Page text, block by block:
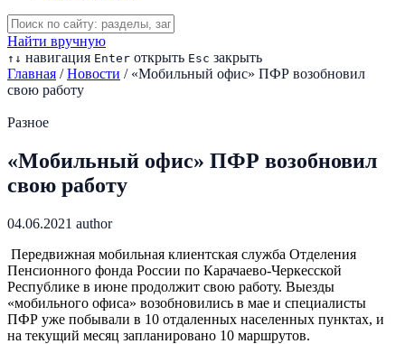
Найти вручную
↑ ↓ навигация Enter открыть Esc закрыть
Главная / Новости / «Мобильный офис» ПФР возобновил
свою работу
Разное
«Мобильный офис» ПФР возобновил
свою работу
04.06.2021 author
Передвижная мобильная клиентская служба Отделения
Пенсионного фонда России по Карачаево-Черкесской
Республике в июне продолжит свою работу. Выезды
«мобильного офиса» возобновились в мае и специалисты
ПФР уже побывали в 10 отдаленных населенных пунктах, и
на текущий месяц запланировано 10 маршрутов.